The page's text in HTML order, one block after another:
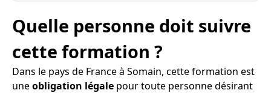
Quelle personne doit suivre
cette formation ?
Dans le pays de France à Somain, cette formation est
uneobligation légale pour toute personne désirant